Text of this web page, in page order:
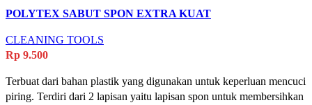
POLYTEX SABUT SPON EXTRA KUAT
CLEANING TOOLS
Rp 9.500
Terbuat dari bahan plastik yang digunakan untuk keperluan mencuci
piring. Terdiri dari 2 lapisan yaitu lapisan spon untuk membersihkan